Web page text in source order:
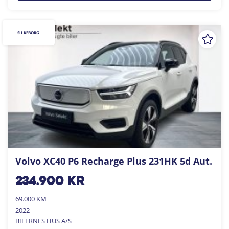
Volvo XC40 P6 Recharge Plus 231HK 5d Aut.
234.900kr
69.000 KM
2022
BILERNES HUS A/S
SILKEBORG